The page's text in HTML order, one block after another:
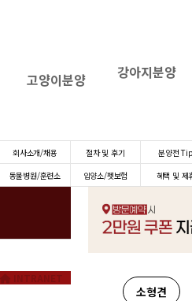
고양이분양 강아지분양
회사소개/채용 절차 및 후기 분양전 Tip
동물병원/훈련소
입양소/펫보험 혜택 및 제
소형견
치와와분양
INTRANET